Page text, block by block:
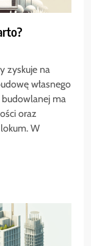
zyskuje na
własnego
ma
oraz
W